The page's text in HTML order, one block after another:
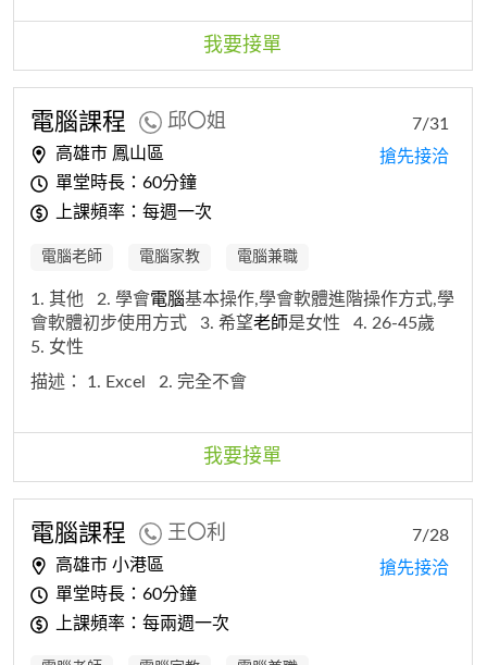
我要接單
電腦課程 邱〇姐
高雄市 鳳山區
單堂時長：60分鐘
上課頻率：每週一次
7/31
搶先接洽
電腦老師 電腦家教 電腦兼職
1. 其他 2. 學會電腦基本操作,學會軟體進階操作方式,學
會軟體初步使用方式
3. 希望老師是女性
4. 26-45歲
5. 女性
描述： 1. Excel 2. 完全不會
我要接單
電腦課程 王〇利
高雄市 小港區
單堂時長：60分鐘
上課頻率：每兩週一次
7/28
搶先接洽